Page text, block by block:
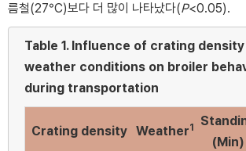
름철(27°C)보다 더 많이 나타났다(P<0.05).
Table 1. Influence of crating density
weather conditions on broiler
during transportation
Crating density Weather1
(Min)